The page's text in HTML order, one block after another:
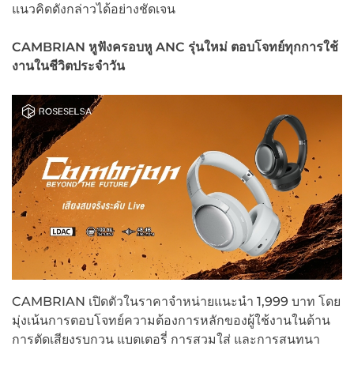
แนวคิดดังกล่าวได้อย่างชัดเจน
CAMBRIAN หูฟังครอบหู ANC รุ่นใหม่ ตอบโจทย์ทุกการใช้
งานในชีวิตประจำวัน
CAMBRIAN เปิดตัวในราคาจำหน่ายแนะนำ 1,999 บาท โดย
มุ่งเน้นการตอบโจทย์ความต้องการหลักของผู้ใช้งานในด้าน
การตัดเสียงรบกวน แบตเตอรี่ การสวมใส่ และการสนทนา